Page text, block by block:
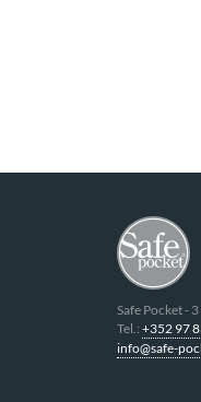
Safe Pocket-
Tel.: +352 97
info@safe-